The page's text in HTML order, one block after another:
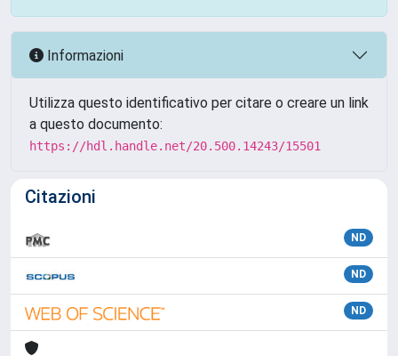
Informazioni
Utilizza questo identificativo per citare o creare un link
a questo documento:
https://hdl.handle.net/20.500.14243/15501
Citazioni
ND
ND
ND